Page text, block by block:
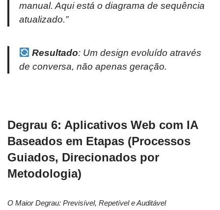
manual. Aqui está o diagrama de sequência
atualizado.”
Resultado: Um design evoluído através
de conversa, não apenas geração.
Degrau 6: Aplicativos Web com IA
Baseados em Etapas (Processos
Guiados, Direcionados por
Metodologia)
O Maior Degrau: Previsível, Repetível e Auditável